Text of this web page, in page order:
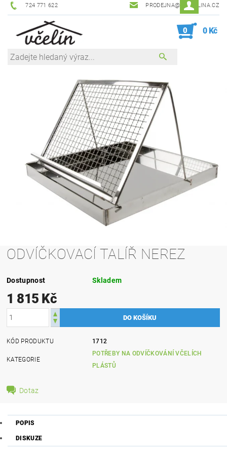
724 771 622 PRODEJNA@ZEVCELINA.CZ
0 0 Kč
ODVÍČKOVACÍ TALÍŘ NEREZ
Dostupnost Skladem
1 815 Kč
KÓD PRODUKTU 1712
KATEGORIE
POTŘEBY NA ODVÍČKOVÁNÍ VČELÍCH
PLÁSTŮ
Dotaz
POPIS
DISKUZE